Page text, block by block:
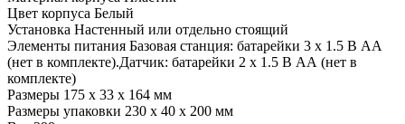
Цвет корпуса Белый
Установка Настенный или отдельно стоящий
Элементы питания Базовая станция: батарейки 3 x 1.5 В АA
(нет в комплекте).Датчик: батарейки 2 x 1.5 В AА (нет в
комплекте)
Размеры 175 x 33 x 164 мм
Размеры упаковки 230 х 40 х 200 мм